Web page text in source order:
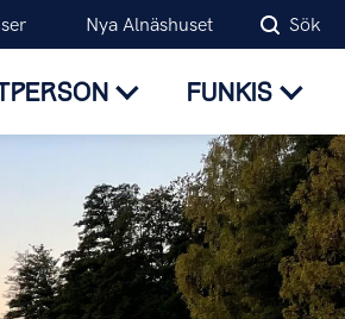
Nya Alnäshuset Sök
FUNKIS